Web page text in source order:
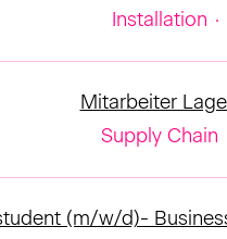
Installation ·
Mitarbeiter
Supply Chain
(m/w/d)-